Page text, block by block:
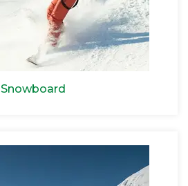
Snowboard